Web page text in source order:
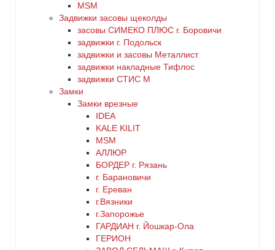
желтый
MSM
Задвижки засовы щеколды
заcовы СИМЕКО ПЛЮС г. Боровичи
задвижки г. Подольск
задвижки и засовы Металлист
задвижки накладные Тифлос
задвижки СТИС М
Замки
Замки врезные
IDEA
KALE KILIT
MSM
АЛЛЮР
БОРДЕР г. Рязань
г. Барановичи
г. Ереван
г.Вязники
г.Запорожье
ГАРДИАН г. Йошкар-Ола
ГЕРИОН